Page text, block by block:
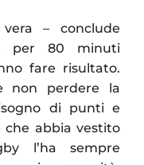
– conclude
per 80 minuti
fare risultato.
non perdere la
di punti e
che abbia vestito
l’ha sempre